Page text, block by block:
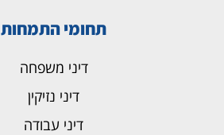
תחומי התמחות
דיני משפחה
דיני נזיקין
דיני עבודה